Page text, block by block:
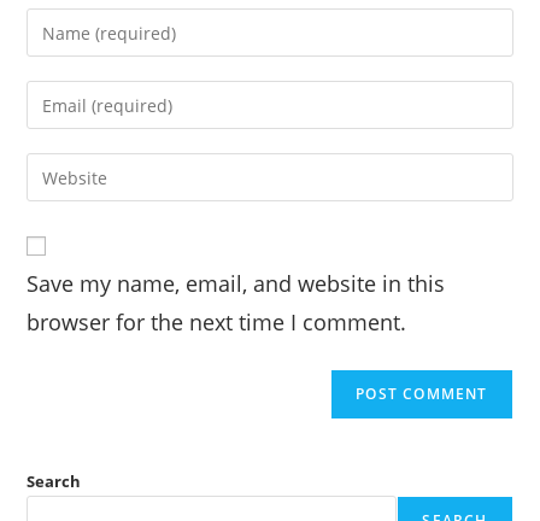
Enter
your
name
comment
Enter
your
email
address
Enter
your
URL
(optional)
Save my name, email, and website in this
browser for the next time I comment.
Search